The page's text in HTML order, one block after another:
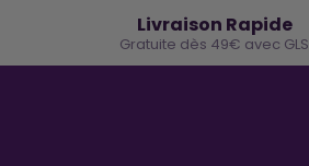
Livraison Rapide
Gratuite dès 49€ avec GLS